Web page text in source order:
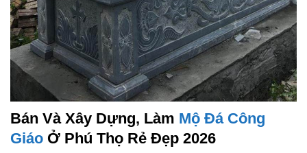
Bán Và Xây Dựng, Làm Mộ Đá Công
Giáo Ở Phú Thọ Rẻ Đẹp 2026